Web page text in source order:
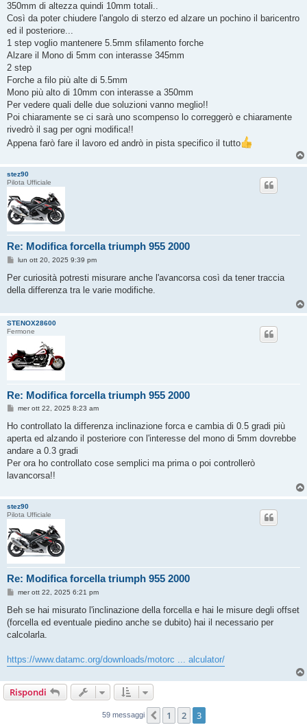
350mm di altezza quindi 10mm totali..
Così da poter chiudere l'angolo di sterzo ed alzare un pochino il baricentro
ed il posteriore...
1 step voglio mantenere 5.5mm sfilamento forche
Alzare il Mono di 5mm con interasse 345mm
2 step
Forche a filo più alte di 5.5mm
Mono più alto di 10mm con interasse a 350mm
Per vedere quali delle due soluzioni vanno meglio!!
Poi chiaramente se ci sarà uno scompenso lo correggerò e chiaramente
rivedrò il sag per ogni modifica!!
Appena farò fare il lavoro ed andrò in pista specifico il tutto
stez90
Pilota Ufficiale
Re: Modifica forcella triumph 955 2000
M
s
a
o
lun ott 20, 2025 9:39 pm
Per curiosità potresti misurare anche l'avancorsa così da tener traccia
della differenza tra le varie modifiche.
STENOX28600
Fermone
Re: Modifica forcella triumph 955 2000
M
s
a
g
i
o
mer ott 22, 2025 8:23 am
Ho controllato la differenza inclinazione forca e cambia di 0.5 gradi più
aperta ed alzando il posteriore con l'interesse del mono di 5mm dovrebbe
andare a 0.3 gradi
Per ora ho controllato cose semplici ma prima o poi controllerò
lavancorsa!!
stez90
Pilota Ufficiale
Re: Modifica forcella triumph 955 2000
M
s
a
g
o
mer ott 22, 2025 6:21 pm
Beh se hai misurato l'inclinazione della forcella e hai le misure degli offset
(forcella ed eventuale piedino anche se dubito) hai il necessario per
calcolarla.
https://www.datamc.org/downloads/motorc ... alculator/
Rispondi
59 messaggi Precedente
1 2 3